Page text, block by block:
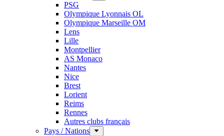
PSG
Olympique Lyonnais OL
Olympique Marseille OM
Lens
Lille
Montpellier
AS Monaco
Nantes
Nice
Brest
Lorient
Reims
Rennes
Autres clubs français
Pays / Nations